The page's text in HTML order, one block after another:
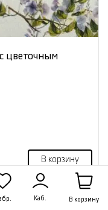
Каб. В корзину
цветочным
В корзину